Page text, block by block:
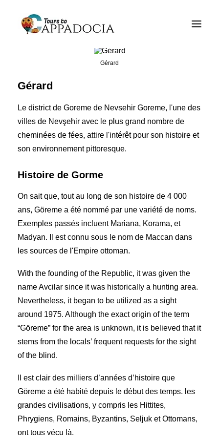
Tour de Cappadoce
Tour de Cappadoce
à propos
Contacté
Gérard
Gérard
Le district de Goreme de Nevsehir Goreme, l'une des
villes de Nevşehir avec le plus grand nombre de
cheminées de fées, attire l'intérêt pour son histoire et
son environnement pittoresque.
Histoire de Gorme
On sait que, tout au long de son histoire de 4 000
ans, Göreme a été nommé par une variété de noms.
Exemples passés incluent Mariana, Korama, et
Madyan. Il est connu sous le nom de Maccan dans
les sources de l'Empire ottoman.
With the founding of the Republic, it was given the
name Avcilar since it was historically a hunting area.
Nevertheless, it began to be utilized as a sight
around 1975. Although the exact origin of the term
“Göreme” for the area is unknown, it is believed that it
stems from the locals’ frequent requests for the sight
of the blind.
Il est clair des milliers d’années d’histoire que
Göreme a été habité depuis le début des temps. les
grandes civilisations, y compris les Hittites,
Phrygiens, Romains, Byzantins, Seljuk et Ottomans,
ont tous vécu là.